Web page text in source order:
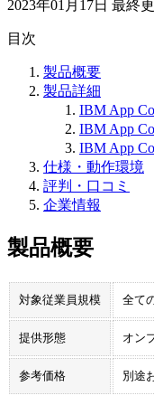
2023年01月17日 最終
目次
製品概要
製品詳細
IBM App
IBM App
IBM App
仕様・動作環境
評判・口コミ
企業情報
製品概要
対象従業員規模 全て
提供形態 オン
参考価格 別途